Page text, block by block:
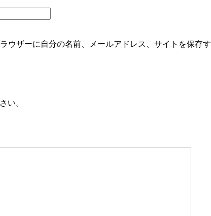
ウザーに自分の名前、メールアドレス、サイトを保存す
い。